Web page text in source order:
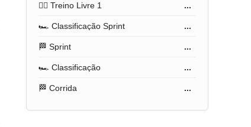
🏋️‍♂️ Treino Livre 1 ...
🏎️ Classificação Sprint ...
🏁 Sprint ...
🏎️ Classificação ...
🏁 Corrida ...